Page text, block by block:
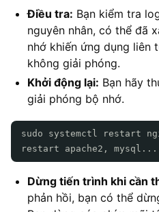
Điều tra: Bạn kiểm tra
nguyên nhân, có thể đã
nhớ khiến ứng dụng liên
không giải phóng.
Khởi động lại: Bạn hãy
giải phóng bộ nhớ.
sudo systemctl restart
restart apache2, mysql...
Dừng tiến trình khi cần
phản hồi, bạn có thể